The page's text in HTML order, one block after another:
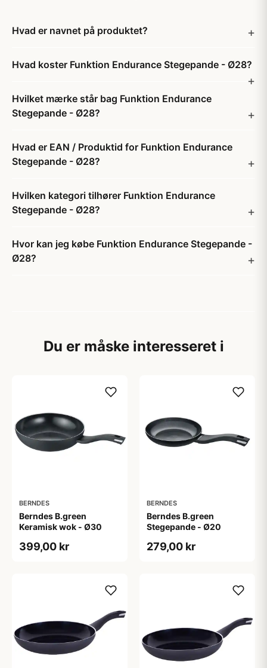
Hvad er navnet på produktet?
Hvad koster Funktion Endurance Stegepande - Ø28?
Hvilket mærke står bag Funktion Endurance
Stegepande - Ø28?
Hvad er EAN / Produktid for Funktion Endurance
Stegepande - Ø28?
Hvilken kategori tilhører Funktion Endurance
Stegepande - Ø28?
Hvor kan jeg købe Funktion Endurance Stegepande -
Ø28?
Du er måske interesseret i
BERNDES
Berndes B.green
Keramisk wok - Ø30
399,00 kr
BERNDES
Berndes B.green
Stegepande - Ø20
279,00 kr